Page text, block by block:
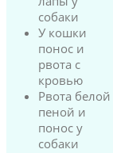
собаки
У кошки
понос и
рвота с
кровью
Рвота белой
пеной и
понос у
собаки